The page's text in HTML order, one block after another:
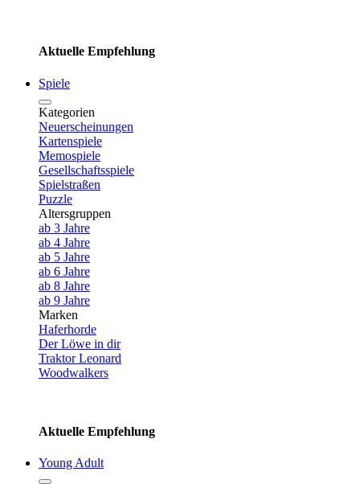
Aktuelle Empfehlung
Spiele
Kategorien
Neuerscheinungen
Kartenspiele
Memospiele
Gesellschaftsspiele
Spielstraßen
Puzzle
Altersgruppen
ab 3 Jahre
ab 4 Jahre
ab 5 Jahre
ab 6 Jahre
ab 8 Jahre
ab 9 Jahre
Marken
Haferhorde
Der Löwe in dir
Traktor Leonard
Woodwalkers
Aktuelle Empfehlung
Young Adult